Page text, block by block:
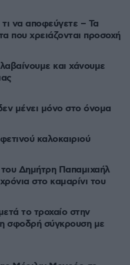
να αποφεύγετε – Τα
που χρειάζονται προσοχή
και χάνουμε
μένει μόνο στο όνομα
καλοκαιριού
Δημήτρη Παπαμιχαήλ
στο καμαρίνι του
το τροχαίο στην
σφοδρή σύγκρουση με